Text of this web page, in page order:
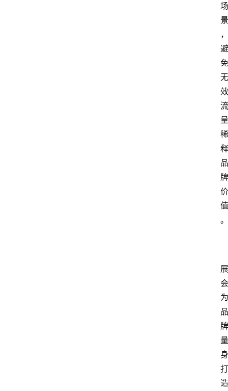
场
景
，
避
免
无
效
流
量
稀
释
品
牌
价
值
。
展
会
为
品
牌
量
身
打
造